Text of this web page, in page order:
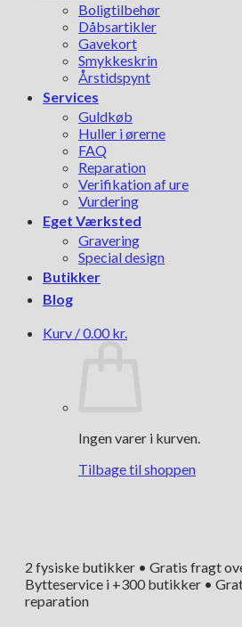
Boligtilbehør
Dåbsartikler
Gavekort
Smykkeskrin
Årstidspynt
Services
Guldkøb
Huller i ørerne
FAQ
Reparation
Verifikation af ure
Vurdering
Eget Værksted
Gravering
Special design
Butikker
Blog
Kurv /0.00 kr.
Ingen varer i kurven.
Tilbage til shoppen
2 fysiske butikker • Gratis fragt
Bytteservice i +300 butikker •
reparation